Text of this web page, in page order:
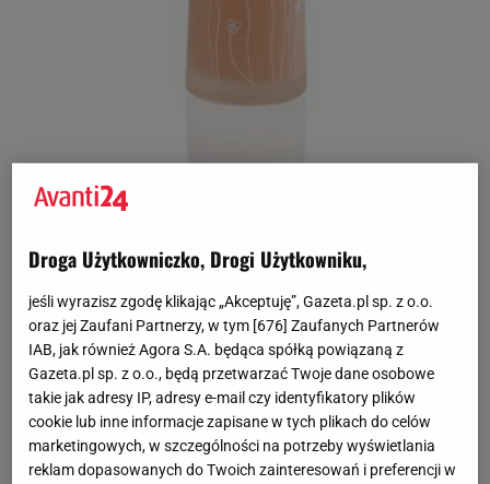
Gładka cera
Szczególnie latem, gdy często się pocimy, trudno jest
utrzymać makijaż w idealnym stanie. Zwłaszcza w
upalne dni musimy zadbać o zastosowanie
odpowiednich kosmetyków, które nie spłyną nam z
twarzy. Bardzo delikatna, transparentna konsystencja
Droga Użytkowniczko, Drogi Użytkowniku,
jeśli wyrazisz zgodę klikając „Akceptuję”, Gazeta.pl sp. z o.o.
oraz jej Zaufani Partnerzy, w tym [676] Zaufanych Partnerów
IAB, jak również Agora S.A. będąca spółką powiązaną z
Gazeta.pl sp. z o.o., będą przetwarzać Twoje dane osobowe
takie jak adresy IP, adresy e-mail czy identyfikatory plików
cookie lub inne informacje zapisane w tych plikach do celów
marketingowych, w szczególności na potrzeby wyświetlania
reklam dopasowanych do Twoich zainteresowań i preferencji w